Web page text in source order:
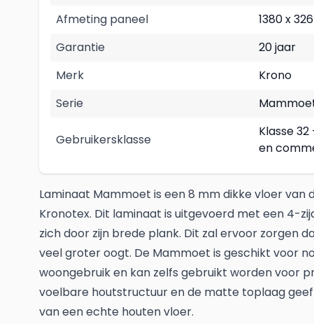
Afmeting paneel
1380 x
Garantie
20 jaar
Merk
Krono
Serie
Gebruikersklasse
Klasse
en
Laminaat Mammoet is een 8 mm dikke vloer van
Kronotex. Dit laminaat is uitgevoerd met een 4-
zich door zijn brede plank. Dit zal ervoor zorgen
veel groter oogt. De Mammoet is geschikt voor
woongebruik en kan zelfs gebruikt worden voor
voelbare houtstructuur en de matte toplaag
van een echte houten vloer.